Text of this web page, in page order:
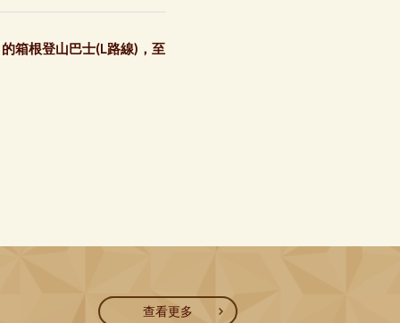
箱根登山巴士(L路線)，至
查看更多